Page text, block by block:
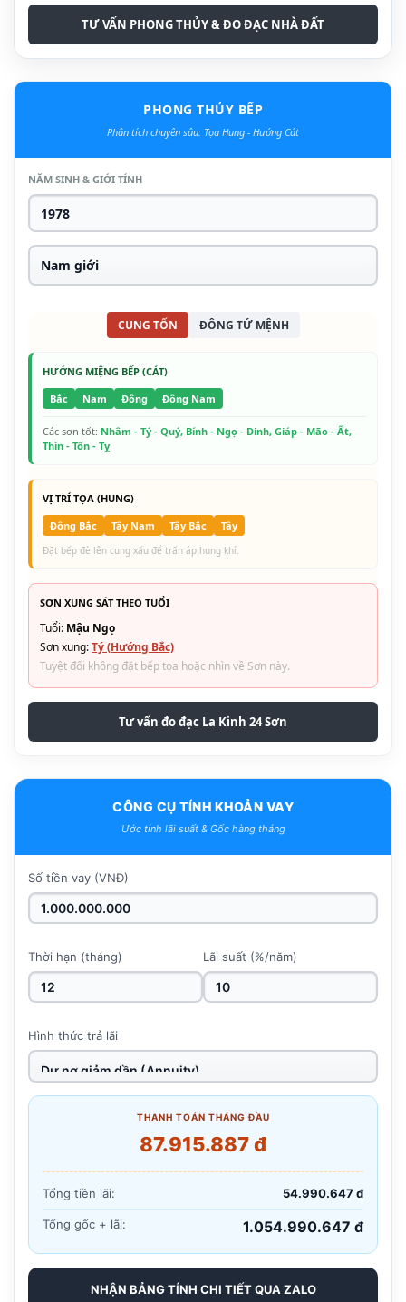
TƯ VẤN PHONG THỦY & ĐO ĐẠC NHÀ ĐẤT
PHONG THỦY BẾP
Phân tích chuyên sâu: Tọa Hung - Hướng Cát
NĂM SINH & GIỚI TÍNH
CUNG TỐN ĐÔNG TỨ MỆNH
HƯỚNG MIỆNG BẾP (CÁT)
Bắc
Nam Đông Đông Nam
Các sơn tốt: Nhâm - Tý - Quý, Bính - Ngọ - Đinh, Giáp - Mão - Ất,
Thìn - Tốn - Tỵ
VỊ TRÍ TỌA (HUNG)
Đông Bắc
Tây Nam Tây Bắc Tây
Đặt bếp đè lên cung xấu để trấn áp hung khí.
SƠN XUNG SÁT THEO TUỔI
Tuổi: Mậu Ngọ
Sơn xung:Tý (Hướng Bắc)
Tuyệt đối không đặt bếp tọa hoặc nhìn về Sơn này.
Tư vấn đo đạc La Kinh 24 Sơn
CÔNG CỤ TÍNH KHOẢN VAY
Ước tính lãi suất & Gốc hàng tháng
Số tiền vay (VNĐ)
Thời hạn (tháng) Lãi suất (%/năm)
Hình thức trả lãi
THANH TOÁN THÁNG ĐẦU
87.915.887 đ
Tổng tiền lãi: 54.990.647 đ
Tổng gốc + lãi: 1.054.990.647 đ
NHẬN BẢNG TÍNH CHI TIẾT QUA ZALO